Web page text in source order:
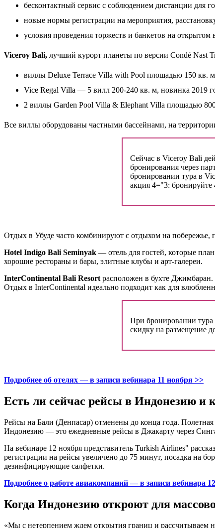
бесконтактный сервис с соблюдением дистанции для
новые нормы регистрации на мероприятия,
условия проведения торжеств и банкетов на
Viceroy Bali, лучший курорт планеты по версии Condé Nast
виллы Deluxe Terrace Villa with Pool площадью 150 кв.
Vice Regal Villa — 5 вилл 200-240 кв. м, новинка 2019
2 виллы Garden Pool Villa & Elephant Villa площадью
Все виллы оборудованы частными бассейнами, на
Сейчас в Viceroy Bali
бронирования через
бронировании тура в
акция 4="3:
Отдых в Убуде часто комбинируют с отдыхом на побережье,
Hotel Indigo Bali Seminyak — отель для гостей, которые
хорошие рестораны и бары, элитные клубы и арт-галереи.
InterContinental Bali Resort расположен в бухте
Отдых в InterContinental идеально подходит как для
При бронировании тура
скидку на размещение
Подробнее об отелях — в записи вебинара 11 ноября >>
Есть ли сейчас рейсы в Индонезию и
Рейсы на Бали (Денпасар) отменены до конца года.
Индонезию — это ежедневные рейсы в Джакарту через
На вебинаре 12 ноября представитель Turkish Airlines"
регистрации на рейсы увеличено до 75 минут, посадка на
дезинфицирующие салфетки.
Подробнее о работе авиакомпаний — в записи вебинара
Когда Индонезию откроют для
«Мы с нетерпением ждем открытия границ и рассчитываем